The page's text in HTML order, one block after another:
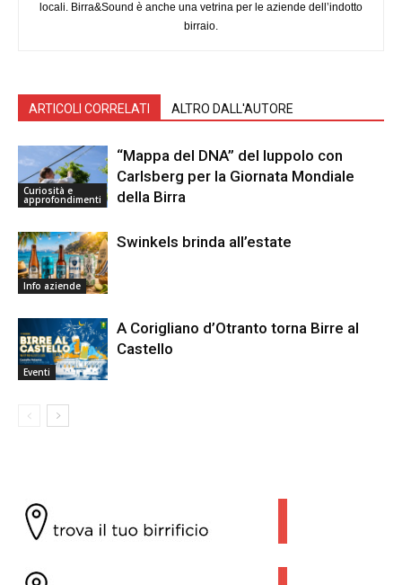
locali. Birra&Sound è anche una vetrina per le aziende dell’indotto
birraio.
ARTICOLI CORRELATI ALTRO DALL'AUTORE
Curiosità e
approfondimenti
“Mappa del DNA” del luppolo con
Carlsberg per la Giornata Mondiale
della Birra
Info aziende
Swinkels brinda all’estate
Eventi
A Corigliano d’Otranto torna Birre al
Castello